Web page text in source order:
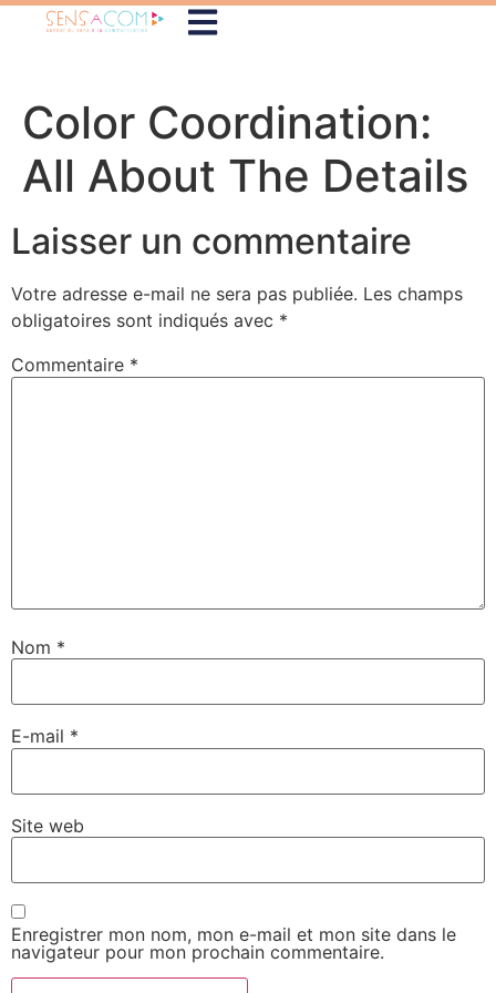
Color Coordination:
All About The Details
Laisser un commentaire
Votre adresse e-mail ne sera pas publiée. Les champs
obligatoires sont indiqués avec *
Commentaire *
Nom *
E-mail *
Site web
Enregistrer mon nom, mon e-mail et mon site dans le
navigateur pour mon prochain commentaire.